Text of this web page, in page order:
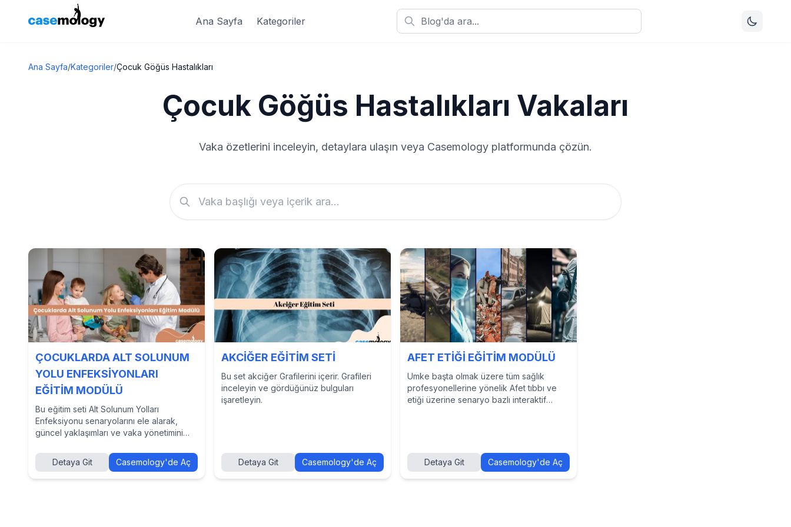
Ana Sayfa Kategoriler
Ana Sayfa/Kategoriler/Çocuk Göğüs Hastalıkları
Çocuk Göğüs Hastalıkları Vakaları
Vaka özetlerini inceleyin, detaylara ulaşın veya Casemology platformunda çözün.
ÇOCUKLARDA ALT SOLUNUM
YOLU ENFEKSİYONLARI
EĞİTİM MODÜLÜ
Bu eğitim seti Alt Solunum Yolları
Enfeksiyonu senaryolarını ele alarak,
güncel yaklaşımları ve vaka yönetimini
için Casemology'de seti görüntüleyin.
Detaya Git Casemology'de Aç
AKCİĞER EĞİTİM SETİ
Bu set akciğer Grafilerini içerir. Grafileri
inceleyin ve gördüğünüz bulguları
işaretleyin.
Detaya Git Casemology'de Aç
AFET ETİĞİ EĞİTİM MODÜLÜ
Umke başta olmak üzere tüm sağlık
profesyonellerine yönelik Afet tıbbı ve
etiği üzerine senaryo bazlı interaktif
Detaya Git Casemology'de Aç